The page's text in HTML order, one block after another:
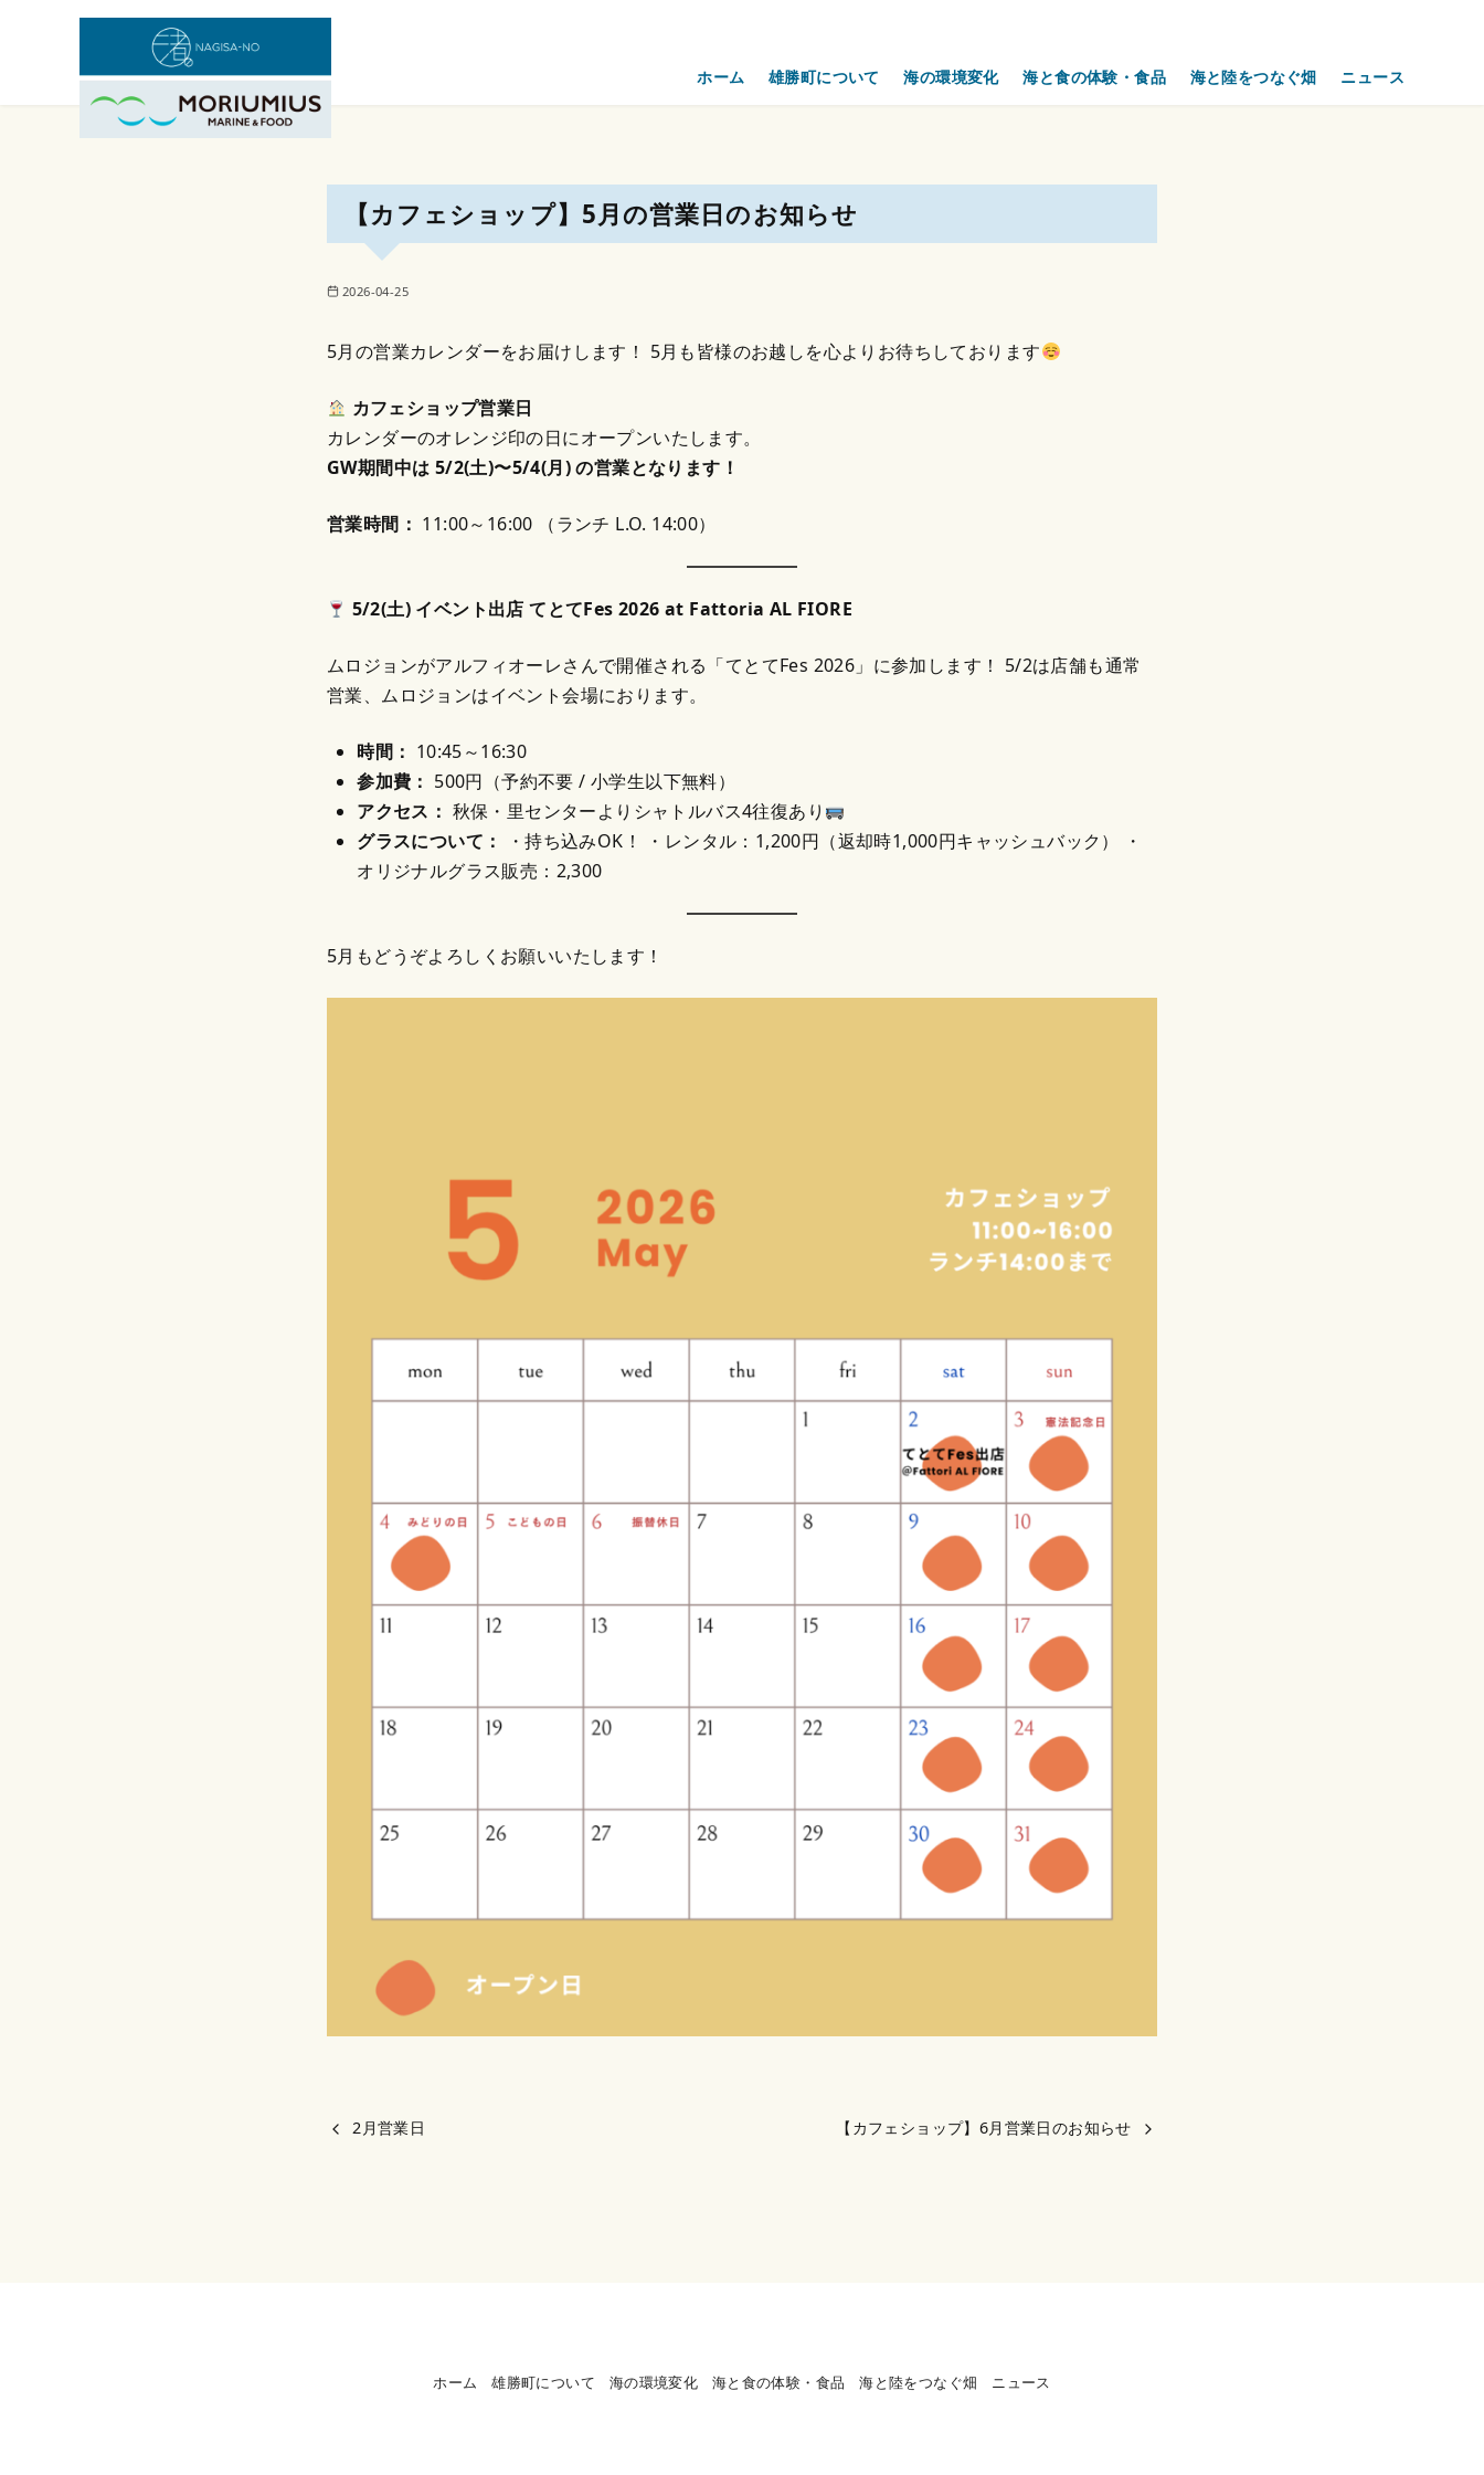
ホーム 雄勝町について 海の環境変化 海と食の体験・食品 海と陸をつなぐ畑 ニュース
【カフェショップ】5月の営業日のお知らせ
2026-04-25
5月の営業カレンダーをお届けします！ 5月も皆様のお越しを心よりお待ちしております
カフェショップ営業日
カレンダーのオレンジ印の日にオープンいたします。
GW期間中は 5/2(土)〜5/4(月) の営業となります！
営業時間： 11:00～16:00 （ランチ L.O. 14:00）
5/2(土) イベント出店 てとてFes 2026 at Fattoria AL FIORE
ムロジョンがアルフィオーレさんで開催される「てとてFes 2026」に参加します！ 5/2は店舗も通常
営業、ムロジョンはイベント会場におります。
時間： 10:45～16:30
参加費： 500円（予約不要 / 小学生以下無料）
アクセス： 秋保・里センターよりシャトルバス4往復あり
グラスについて：
・持ち込みOK！ ・レンタル：1,200円（返却時1,000円キャッシュバック） ・
オリジナルグラス販売：2,300
5月もどうぞよろしくお願いいたします！
2月営業日 【カフェショップ】6月営業日のお知らせ
ホーム 雄勝町について 海の環境変化 海と食の体験・食品 海と陸をつなぐ畑 ニュース